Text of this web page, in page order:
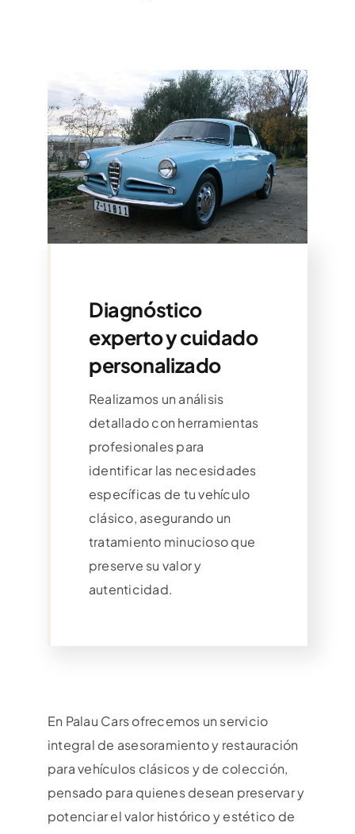
Diagnóstico
experto y cuidado
personalizado
Realizamos un análisis
detallado con herramientas
profesionales para
identificar las necesidades
específicas de tu vehículo
clásico, asegurando un
tratamiento minucioso que
preserve su valor y
autenticidad.
En Palau Cars ofrecemos un servicio
integral de asesoramiento y restauración
para vehículos clásicos y de colección,
pensado para quienes desean preservar y
potenciar el valor histórico y estético de